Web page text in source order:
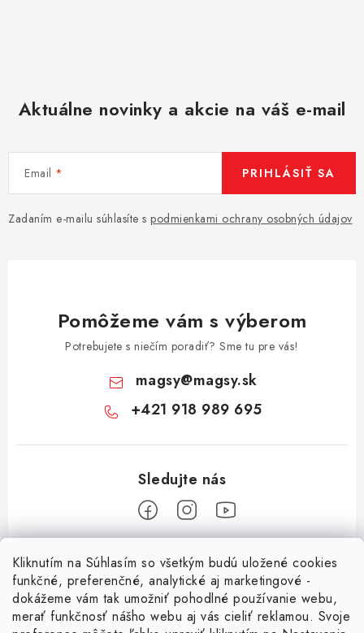
Kliknutím na Súhlasím so všetkým budú uložené cookies
funkčné, preferenčné, analytické aj marketingové -
dokážeme vám tak umožniť pohodlné používanie webu,
merať funkčnosť nášho webu aj vás cieliť reklamou. Svoje
Aktuálne novinky a akcie na váš e-mail
Email
Zadaním e-mailu súhlasíte s podmienkami ochrany osobných údajov
PRIHLÁSIŤ SA
Pomôžeme vám s výberom
Potrebujete s niečím poradiť? Sme tu pre vás!
magsy@magsy.sk
+421 918 989 695
Informácie pre vás
O nás